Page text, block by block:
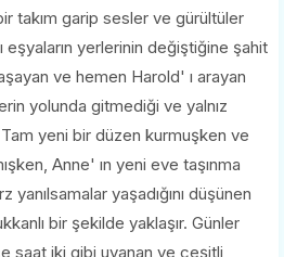
takım garip sesler ve gürültüler
eşyaların yerlerinin değiştiğine şahit
ve hemen Harold' ı arayan
yolunda gitmediği ve yalnız
Tam yeni bir düzen kurmuşken ve
Anne' ın yeni eve taşınma
yanılsamalar yaşadığını düşünen
bir şekilde yaklaşır. Günler
saat iki gibi uyanan ve çeşitli